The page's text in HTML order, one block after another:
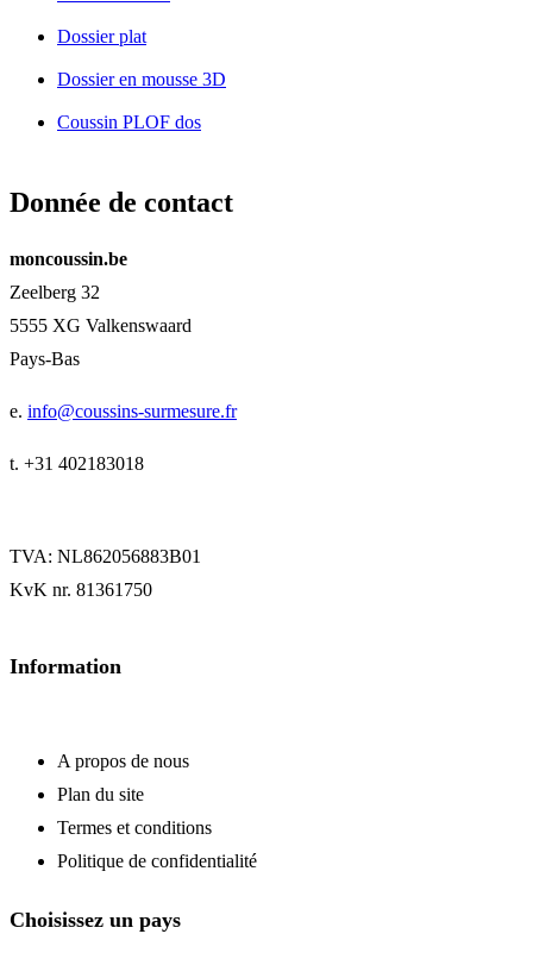
Dossier plat
Dossier en mousse 3D
Coussin PLOF dos
Donnée de contact
moncoussin.be
Zeelberg 32
5555 XG Valkenswaard
Pays-Bas
e. info@coussins-surmesure.fr
t. +31 402183018
TVA: NL862056883B01
KvK nr. 81361750
Information
A propos de nous
Plan du site
Termes et conditions
Politique de confidentialité
Choisissez un pays